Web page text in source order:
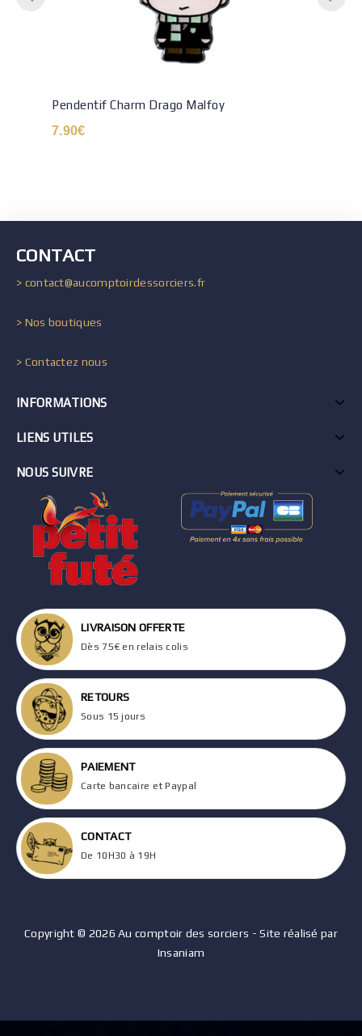
Pendentif Charm Drago Malfoy
7.90€
CONTACT
> contact@aucomptoirdessorciers.fr
> Nos boutiques
> Contactez nous
INFORMATIONS
LIENS UTILES
NOUS SUIVRE
LIVRAISON OFFERTE
Dès 75€ en relais colis
RETOURS
Sous 15 jours
PAIEMENT
Carte bancaire et Paypal
CONTACT
De 10H30 à 19H
Copyright © 2026 Au comptoir des sorciers - Site réalisé par
Insaniam